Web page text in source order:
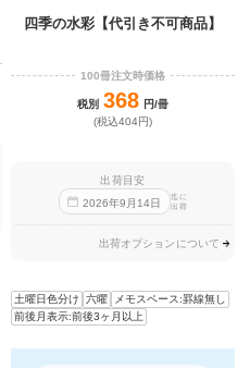
四季の水彩【代引き不可商品】
100冊注文時価格
税別 368 円/冊
(税込404円)
出荷目安
2026年9 月 14日
迄に
出荷
出荷オプションについて
土曜日色分け 六曜
メモスペース:罫線無し
前後月表示:前後3ヶ月以上